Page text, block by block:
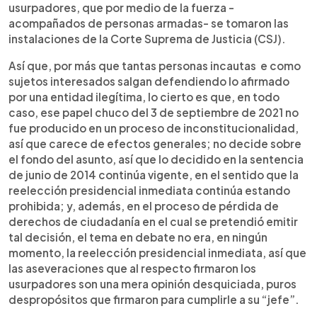
usurpadores, que por medio de la fuerza -
acompañados de personas armadas- se tomaron las
instalaciones de la Corte Suprema de Justicia (CSJ).
Así que, por más que tantas personas incautas e como
sujetos interesados salgan defendiendo lo afirmado
por una entidad ilegítima, lo cierto es que, en todo
caso, ese papel chuco del 3 de septiembre de 2021 no
fue producido en un proceso de inconstitucionalidad,
así que carece de efectos generales; no decide sobre
el fondo del asunto, así que lo decidido en la sentencia
de junio de 2014 continúa vigente, en el sentido que la
reelección presidencial inmediata continúa estando
prohibida; y, además, en el proceso de pérdida de
derechos de ciudadanía en el cual se pretendió emitir
tal decisión, el tema en debate no era, en ningún
momento, la reelección presidencial inmediata, así que
las aseveraciones que al respecto firmaron los
usurpadores son una mera opinión desquiciada, puros
despropósitos que firmaron para cumplirle a su “jefe”.